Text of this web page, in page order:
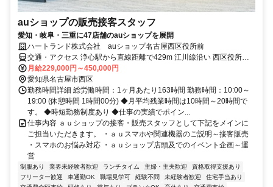
auショップの販売接客スタッフ
愛知・岐阜・三重に47店舗のauショップを展開
ハートランド株式会社 auショップ名古屋西区役所前
交通・アクセス 浄心駅から直線距離で429m 江川線沿い 西区役所南
花ノ木公園となり
月給229,000円～450,000円
愛知県名古屋市西区
勤務時間詳細 総労働時間：1ヶ月あたり163時間 勤務時間：10:00～
19:00 (休憩時間 1時間00分) ◆月平均残業時間は10時間～20時間で
す。 ◆時短勤務制度あり ◆仕事の実績でポイン...
仕事内容 ａｕショップの接客・販売スタッフとして下記をメインに
ご担当いただきます。 ・ａｕスマホや関連機器のご説明～接客販売
・スマホのお悩み対応 ・ａｕショップ店頭及でのイベント企画～運
営
制服あり 業界未経験者歓迎 ランチタイム 主婦・主夫歓迎
資格取得支援あり
フリーター歓迎
車通勤OK 職場見学可 経験不問 未経験者歓迎
住宅手当あり